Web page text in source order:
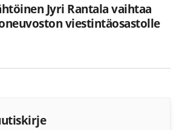
Jyri Rantala vaihtaa
viestintäosastolle